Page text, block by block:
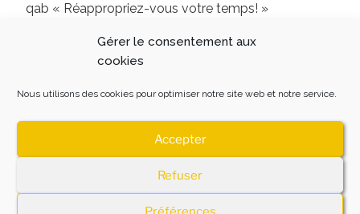
Gérer le consentement aux
cookies
Nous utilisons des cookies pour optimiser notre site web et notre service.
Accepter
Refuser
qab « Réappropriez-vous votre temps! »
9 Rue de l’Archerie, 60680 Jonquières
06 51 24 77 65
MENTIONS LEGALES
Fièrement propulsé par